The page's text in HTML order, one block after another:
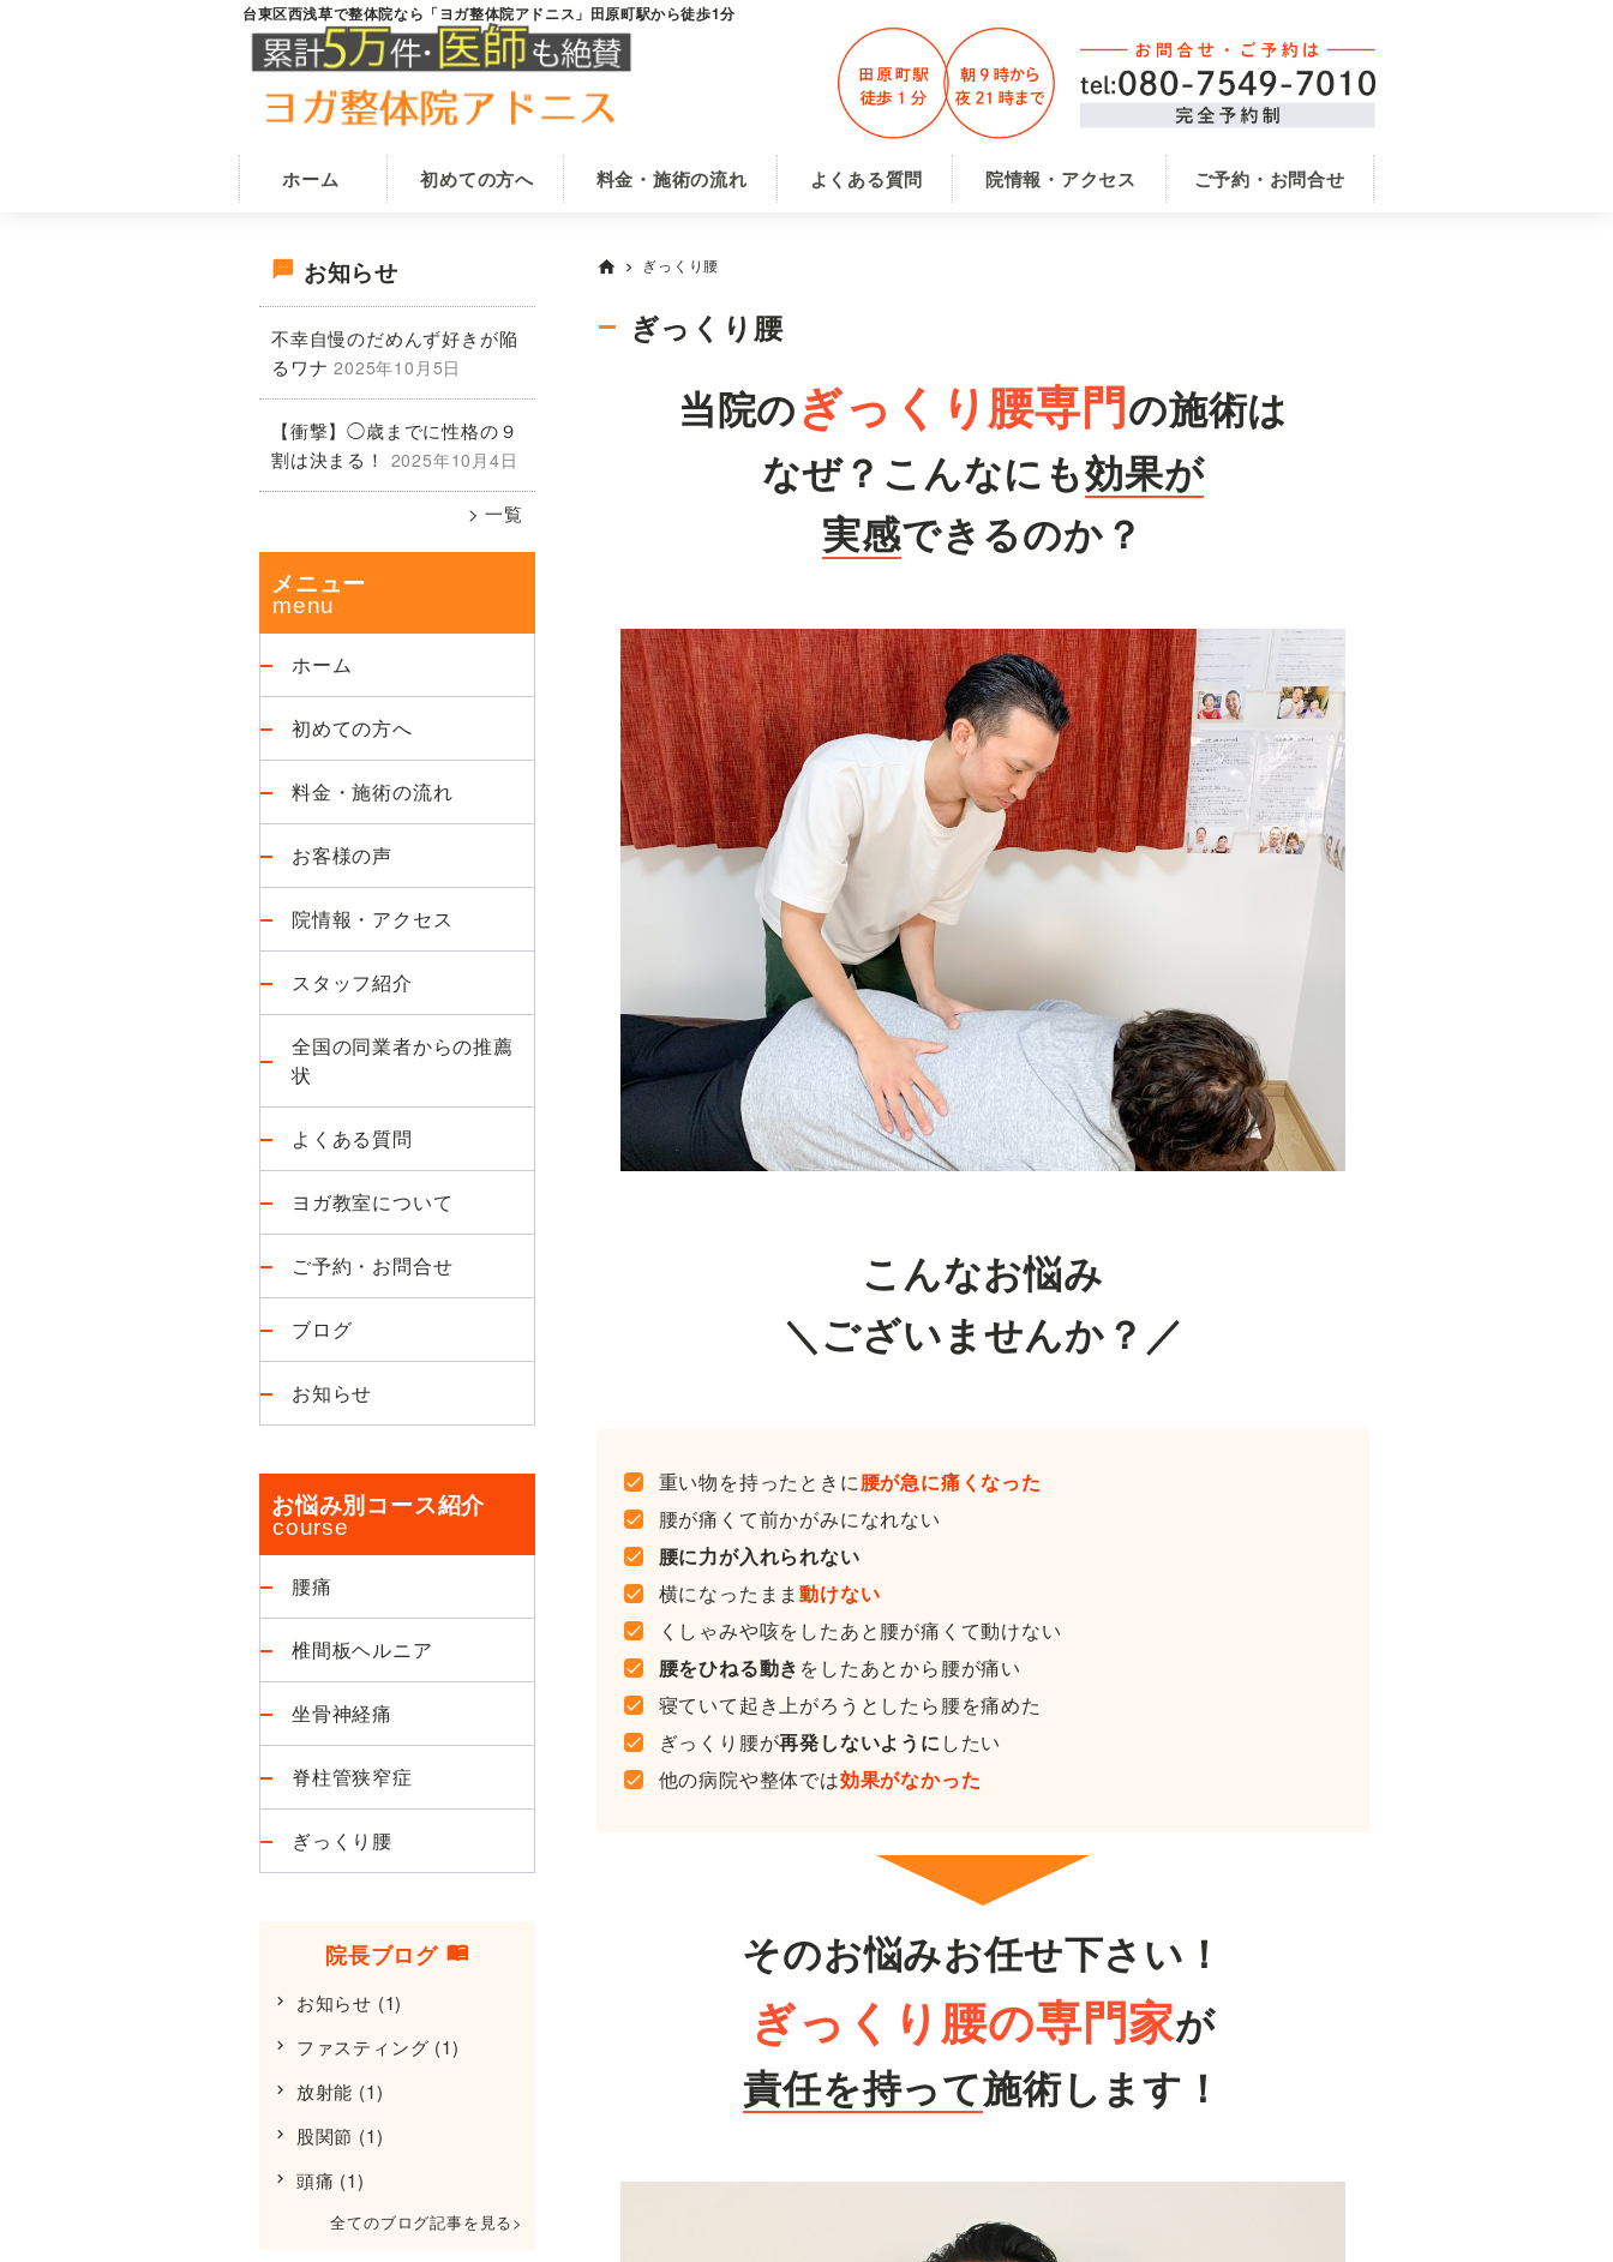
台東区西浅草で整体院なら「ヨガ整体院アドニス」田原町駅から徒歩1分
台
区
草
の
整
体
ニ
田
原
か
ら
ホーム 初めての方へ 料金・施術の流れ よくある質問 院情報・アクセス ご予約・お問合せ
home chevron_right ぎっくり腰
ぎっくり腰
当院の ぎっくり腰専門 の施術は
なぜ？こんなにも効果が
実感できるのか？
こんなお悩み
＼ございませんか？／
重い物を持ったときに腰が急に痛くなった
腰が痛くて前かがみになれない
腰に力が入れられない
横になったまま動けない
くしゃみや咳をしたあと腰が痛くて動けない
腰をひねる動き をしたあとから腰が痛い
寝ていて起き上がろうとしたら腰を痛めた
ぎっくり腰が再発しないように したい
他の病院や整体では効果がなかった
そのお悩みお任せ下さい！
ぎっくり腰の専門家が
責任を持って施術します！
最
初
の
サ
ド
バ
ー
お知らせ
不幸自慢のだめんず好きが陥
るワナ 2025年10月5日
【衝撃】◯歳までに性格の９
割は決まる！ 2025年10月4日
一覧
メニュー
ホーム
初めての方へ
料金・施術の流れ
お客様の声
院情報・アクセス
スタッフ紹介
全国の同業者からの推薦
状
よくある質問
ヨガ教室について
ご予約・お問合せ
ブログ
お知らせ
お悩み別コース紹介
腰痛
椎間板ヘルニア
坐骨神経痛
脊柱管狭窄症
ぎっくり腰
院長ブログ
お知らせ (1)
ファスティング (1)
放射能 (1)
股関節 (1)
頭痛 (1)
全てのブログ記事を見る